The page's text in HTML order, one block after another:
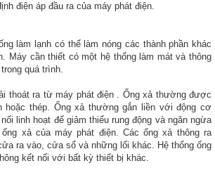
điện áp đầu ra của máy phát điện.
làm lạnh có thể làm nóng các thành phần khác
Máy cần thiết có một hệ thống làm mát và thông
quá trình.
thoát ra từ máy phát điện . Ống xả thường được
hoặc thép. Ống xả thường gắn liền với động cơ
linh hoạt để giảm thiểu rung động và ngăn ngừa
xả của máy phát điện. Các ống xả thông ra
ra vào, cửa sổ và những lối khác. Hệ thống ống
kết nối với bất kỳ thiết bị khác.